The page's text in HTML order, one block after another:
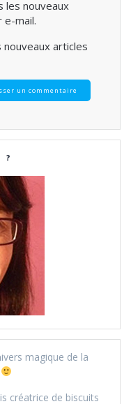
les nouveaux
e-mail.
articles
?
magique de la
créatrice de biscuits